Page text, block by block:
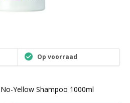
Op voorraad
Yellow Shampoo 1000ml